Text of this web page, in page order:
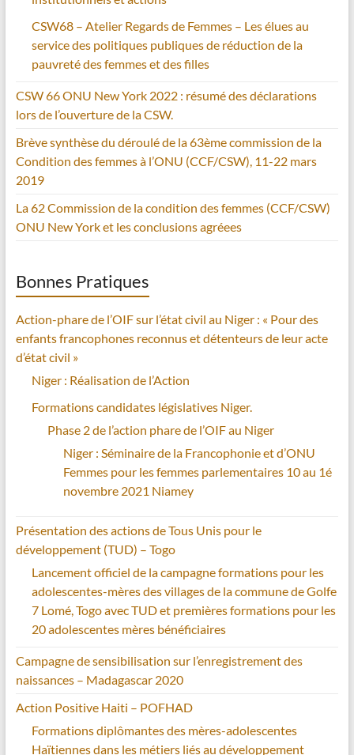
CSW68 – Atelier Regards de Femmes – Les élues au
service des politiques publiques de réduction de la
pauvreté des femmes et des filles
CSW 66 ONU New York 2022 : résumé des déclarations
lors de l’ouverture de la CSW.
Brève synthèse du déroulé de la 63ème commission de la
Condition des femmes à l’ONU (CCF/CSW), 11-22 mars
2019
La 62 Commission de la condition des femmes (CCF/CSW)
ONU New York et les conclusions agréees
Bonnes Pratiques
Action-phare de l’OIF sur l’état civil au Niger : « Pour des
enfants francophones reconnus et détenteurs de leur acte
d’état civil »
Niger : Réalisation de l’Action
Formations candidates législatives Niger.
Phase 2 de l’action phare de l’OIF au Niger
Niger : Séminaire de la Francophonie et d’ONU
Femmes pour les femmes parlementaires 10 au 1é
novembre 2021 Niamey
Présentation des actions de Tous Unis pour le
développement (TUD) – Togo
Lancement officiel de la campagne formations pour les
adolescentes-mères des villages de la commune de Golfe
7 Lomé, Togo avec TUD et premières formations pour les
20 adolescentes mères bénéficiaires
Campagne de sensibilisation sur l’enregistrement des
naissances – Madagascar 2020
Action Positive Haiti – POFHAD
Formations diplômantes des mères-adolescentes
Haïtiennes dans les métiers liés au développement